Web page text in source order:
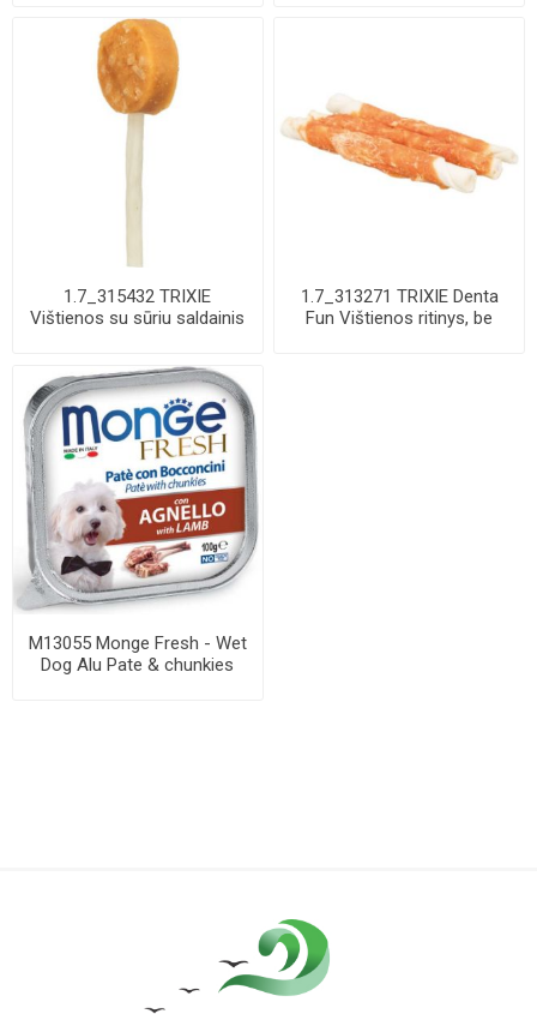
1.7_315432 TRIXIE
Vištienos su sūriu saldainis
1.7_313271 TRIXIE Denta
Fun Vištienos ritinys, be
M13055 Monge Fresh - Wet
Dog Alu Pate & chunkies